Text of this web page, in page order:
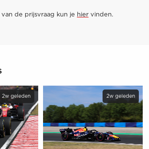
de prijsvraag kun je hiervinden.
2w geleden 2w geleden